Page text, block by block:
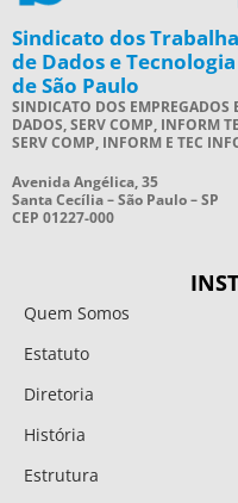
Sindicato dos
de Dados e
de São Paulo
SINDICATO DOS EMPREGADOS
DADOS, SERV COMP, INFORM
SERV COMP, INFORM E TEC
Avenida Angélica, 35
Santa Cecília – São Paulo – SP
CEP 01227-000
Quem Somos
Estatuto
Diretoria
História
Estrutura